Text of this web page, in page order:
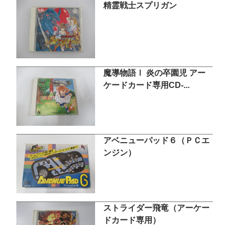
精霊戦士スプリガン
魔導物語Ⅰ 炎の卒園児 アー
ケードカード専用CD-...
アベニューパッド６（ＰＣエ
ンジン）
ストライダー飛竜（アーケー
ドカード専用）